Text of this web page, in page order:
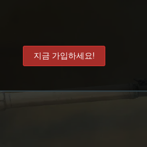
지금 가입하세요!